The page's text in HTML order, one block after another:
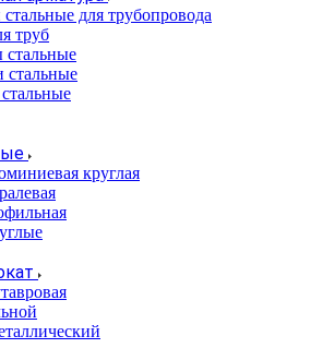
для трубопровода
труб
стальные
стальные
круглая